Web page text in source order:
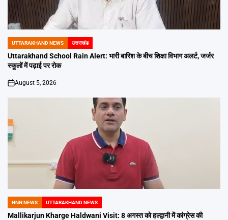
POSTED
IN
UTTARAKHAND NEWS उत्तराखंड
Uttarakhand School Rain Alert: भारी बारिश के बीच शिक्षा विभाग अलर्ट, जर्जर
स्कूलों में पढ़ाई पर रोक
on
August 5, 2026
POSTED
IN
HNN NEWS UTTARAKHAND NEWS
Mallikarjun Kharge Haldwani Visit: 8 अगस्त को हल्द्वानी में कांग्रेस की